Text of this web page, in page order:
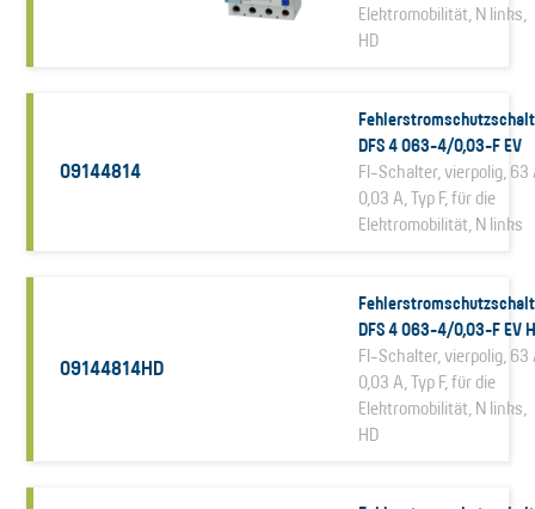
Elektromobilität, N links,
HD
09144814
DFS 4 063-4/0,03-F EV
FI-Schalter, vierpolig, 63
0,03 A, Typ F, für die
Elektromobilität, N links
09144814HD
DFS 4 063-4/0,03-F EV
FI-Schalter, vierpolig, 63
0,03 A, Typ F, für die
Elektromobilität, N links,
HD